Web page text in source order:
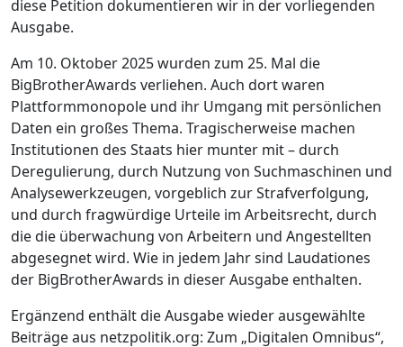
diese Petition dokumentieren wir in der vorliegenden
Ausgabe.
Am 10. Oktober 2025 wurden zum 25. Mal die
BigBrotherAwards verliehen. Auch dort waren
Plattformmonopole und ihr Umgang mit persönlichen
Daten ein großes Thema. Tragischerweise machen
Institutionen des Staats hier munter mit – durch
Deregulierung, durch Nutzung von Suchmaschinen und
Analysewerkzeugen, vorgeblich zur Strafverfolgung,
und durch fragwürdige Urteile im Arbeitsrecht, durch
die die überwachung von Arbeitern und Angestellten
abgesegnet wird. Wie in jedem Jahr sind Laudationes
der BigBrotherAwards in dieser Ausgabe enthalten.
Ergänzend enthält die Ausgabe wieder ausgewählte
Beiträge aus netzpolitik.org: Zum „Digitalen Omnibus“,